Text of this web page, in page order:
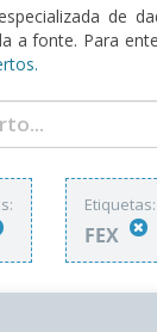
de
a fonte. Para
Etiquetas:
FEX